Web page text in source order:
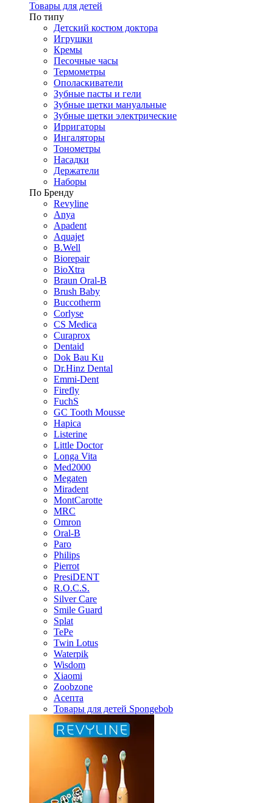
Товары для детей
По типу
Детский костюм доктора
Игрушки
Кремы
Песочные часы
Термометры
Ополаскиватели
Зубные пасты и гели
Зубные щетки мануальные
Зубные щетки электрические
Ирригаторы
Ингаляторы
Тонометры
Насадки
Держатели
Наборы
По Бренду
Revyline
Anya
Apadent
Aquajet
B.Well
Biorepair
BioXtra
Braun Oral-B
Brush Baby
Buccotherm
Corlyse
CS Medica
Curaprox
Dentaid
Dok Bau Ku
Dr.Hinz Dental
Emmi-Dent
Firefly
FuchS
GC Tooth Mousse
Hapica
Listerine
Little Doctor
Longa Vita
Med2000
Megaten
Miradent
MontCarotte
MRC
Omron
Oral-B
Paro
Philips
Pierrot
PresiDENT
R.O.C.S.
Silver Care
Smile Guard
Splat
TePe
Twin Lotus
Waterpik
Wisdom
Xiaomi
Zoobzone
Асепта
Товары для детей Spongebob